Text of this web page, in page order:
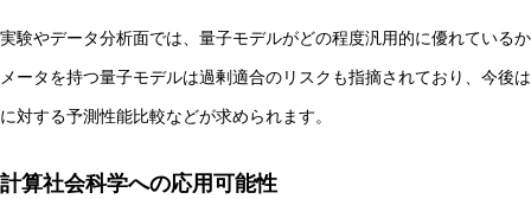
実験やデータ分析面では、量子モデルがどの程度汎用的に優れている
メータを持つ量子モデルは過剰適合のリスクも指摘されており、今後
に対する予測性能比較などが求められます。
計算社会科学への応用可能性